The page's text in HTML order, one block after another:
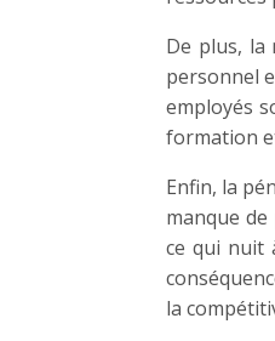
De plus, la
personnel
employés
formation
Enfin, la
manque
ce qui nuit
la